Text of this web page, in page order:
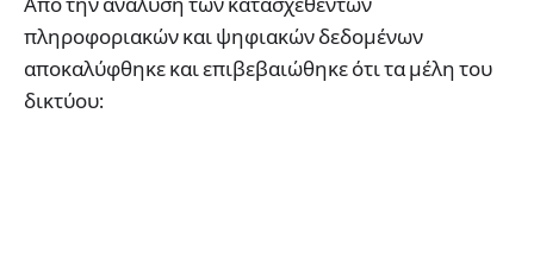
πληροφοριακών και ψηφιακών δεδομένων
αποκαλύφθηκε και επιβεβαιώθηκε ότι τα μέλη του
δικτύου: